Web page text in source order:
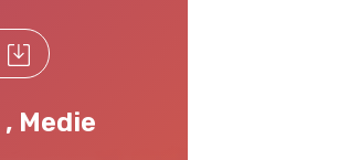
, Medie